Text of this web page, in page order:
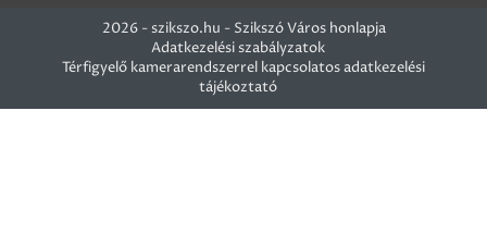
2026 - szikszo.hu - Szikszó Város honlapja
Adatkezelési szabályzatok
Térfigyelő kamerarendszerrel kapcsolatos adatkezelési
tájékoztató